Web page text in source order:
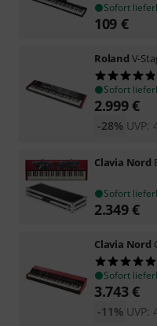
Sofort
109 €
Roland V-
Sofort
2.999€
UVP:
-28%
Clavia Nord
Sofort
2.349€
Clavia Nord
Sofort
3.743€
UVP:
-11%